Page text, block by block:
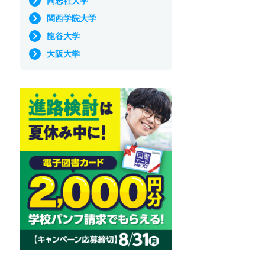
関西学院大学
龍谷大学
大阪大学